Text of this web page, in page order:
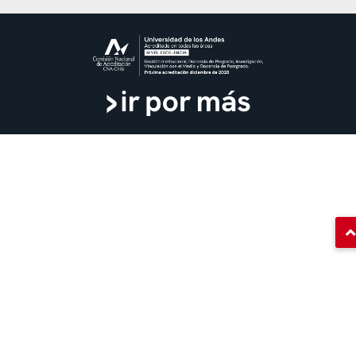
Proveedores
Punto único de atención
Dirección de Personas